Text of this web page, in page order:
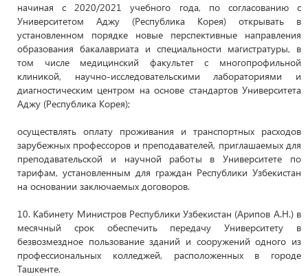
начиная с 2020/2021 учебного года, по согласованию с
Университетом Аджу (Республика Корея) открывать в
установленном порядке новые перспективные направления
образования бакалавриата и специальности магистратуры, в
том числе медицинский факультет с многопрофильной
клиникой, научно-исследовательскими лабораториями и
диагностическим центром на основе стандартов Университета
Аджу (Республика Корея);
осуществлять оплату проживания и транспортных расходов
зарубежных профессоров и преподавателей, приглашаемых для
преподавательской и научной работы в Университете по
тарифам, установленным для граждан Республики Узбекистан
на основании заключаемых договоров.
10. Кабинету Министров Республики Узбекистан (Арипов А.Н.) в
месячный срок обеспечить передачу Университету в
безвозмездное пользование зданий и сооружений одного из
профессиональных колледжей, расположенных в городе
Ташкенте.